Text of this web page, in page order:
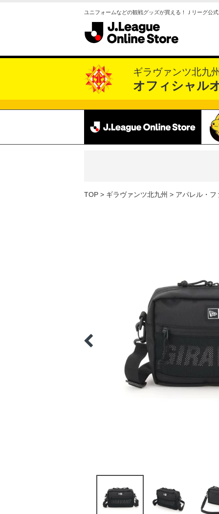
ユニフォームなどの観戦グッズが買える！Ｊリーグ公
ギラヴァンツ北九州
オフィシャル
TOP ギラヴァンツ北九州 アパレル・フ